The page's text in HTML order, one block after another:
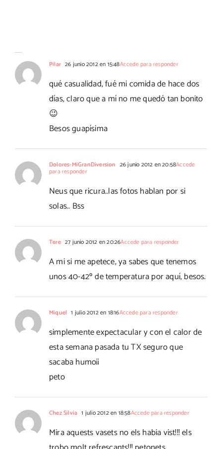
Pilar 26 junio 2012 en 15:48Accede para responder
qué casualidad, fué mi comida de hace dos
días, claro que a mí no me quedó tan bonito
😉
Besos guapísima
Dolores-MiGranDiversion 26 junio 2012 en 20:58Accede
para responder
Neus que ricura..las fotos hablan por si
solas.. Bss
Tere 27 junio 2012 en 20:26Accede para responder
A mi si me apetece, ya sabes que tenemos
unos 40-42º de temperatura por aquí, besos.
Miquel 1 julio 2012 en 18:16Accede para responder
simplemente expectacular y con el calor de
esta semana pasada tu TX seguro que
sacaba humo¡¡
peto
Chez Silvia 1 julio 2012 en 18:58Accede para responder
Mira aquests vasets no els habia vist!!! els